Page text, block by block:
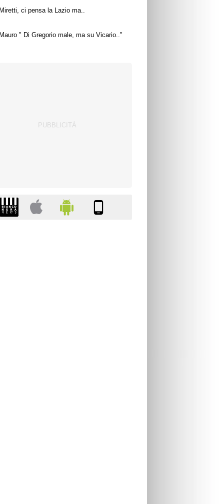
Miretti, ci pensa la Lazio ma..
Mauro " Di Gregorio male, ma su Vicario.."